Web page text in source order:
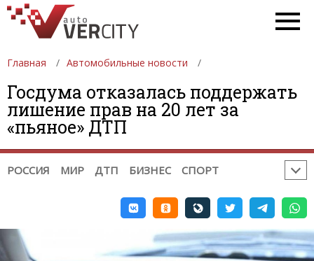
Главная Автомобильные новости
Госдума отказалась поддержать
лишение прав на 20 лет за
«пьяное» ДТП
РОССИЯ МИР ДТП БИЗНЕС СПОРТ
НОВОСТИ АВТОСПОРТА:
ФОРМУЛА 2
ФОРМУЛА 3
INDYCAR
NASCAR ФОРМУЛА-Е
ERC
РАЛЛИ-РЕЙДЫ
TRC INTERNATIONAL SERIES
MOTO3
WSBK TOURIST TROPHY МОТОКРОСС